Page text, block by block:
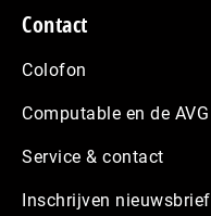
Contact
Colofon
Computable en de AVG
Service & contact
Inschrijven nieuwsbrief